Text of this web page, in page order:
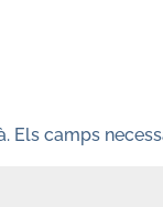
Els camps